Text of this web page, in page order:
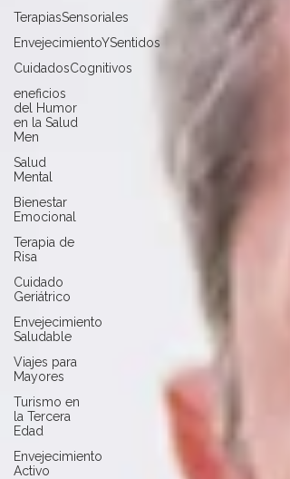
TerapiasSensoriales
EnvejecimientoYSentidos
CuidadosCognitivos
eneficios
del Humor
en la Salud
Men
Salud
Mental
Bienestar
Emocional
Terapia de
Risa
Cuidado
Geriátrico
Envejecimiento
Saludable
Viajes para
Mayores
Turismo en
la Tercera
Edad
Envejecimiento
Activo